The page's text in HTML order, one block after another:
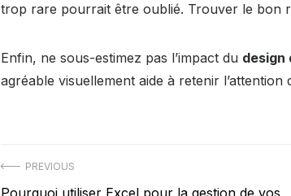
trop rare pourrait être oublié. Trouver le bon
Enfin, ne sous-estimez pas l’impact du design
agréable visuellement aide à retenir
PostPREVIOUS
Previous